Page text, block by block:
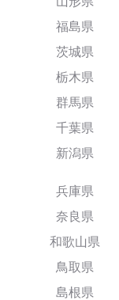
福島県
茨城県
栃木県
群馬県
千葉県
新潟県
兵庫県
奈良県
和歌山県
鳥取県
島根県